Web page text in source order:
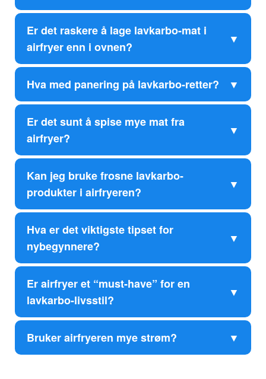
Er det raskere å lage lavkarbo-mat i
airfryer enn i ovnen?
Hva med panering på lavkarbo-retter?
Er det sunt å spise mye mat fra
airfryer?
Kan jeg bruke frosne lavkarbo-
produkter i airfryeren?
Hva er det viktigste tipset for
nybegynnere?
Er airfryer et “must-have” for en
lavkarbo-livsstil?
Bruker airfryeren mye strøm?